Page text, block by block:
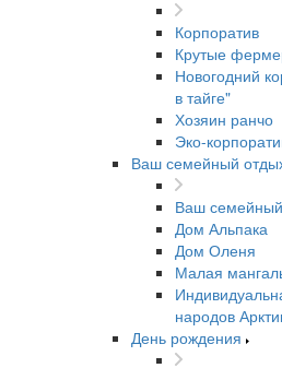
Корпоратив
Крутые
Новогодний
в тайге"
Хозяин ранчо
Эко-
Ваш семейный
Ваш
Дом Альпака
Дом Оленя
Малая
народов
День рождения